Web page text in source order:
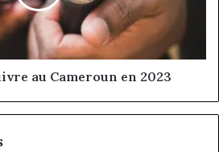
au Cameroun en 2023